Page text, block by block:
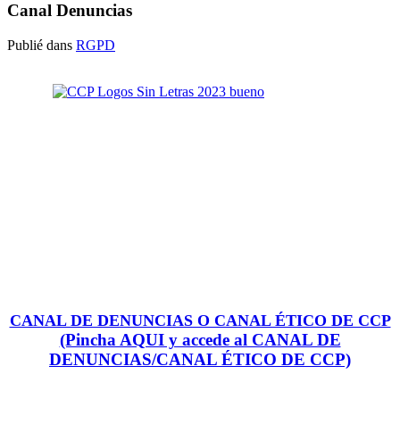
Canal Denuncias
Publié dans RGPD
CANAL DE DENUNCIAS O CANAL ÉTICO DE CCP
(Pincha AQUI y accede al CANAL DE
DENUNCIAS/CANAL ÉTICO DE CCP)